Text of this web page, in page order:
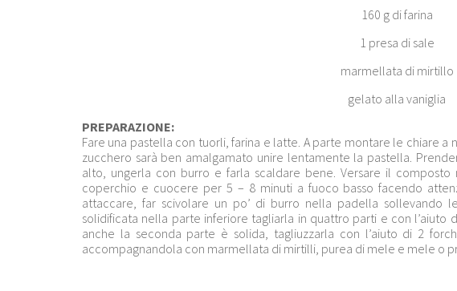
160 g di farina
1 presa di sale
marmellata di mirtillo
gelato alla vaniglia
PREPARAZIONE:
Fare una pastella con tuorli, farina e latte. A parte montare le chiare
zucchero sarà ben amalgamato unire lentamente la pastella.
alto, ungerla con burro e farla scaldare bene. Versare il composto
coperchio e cuocere per 5 – 8 minuti a fuoco basso facendo
attaccare, far scivolare un po’ di burro nella padella
solidificata nella parte inferiore tagliarla in quattro parti e con l’aiuto
anche la seconda parte è solida, tagliuzzarla con l’aiuto di 2
accompagnandola con marmellata di mirtilli, purea di mele e mele o